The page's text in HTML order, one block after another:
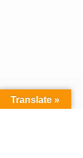
Translate »